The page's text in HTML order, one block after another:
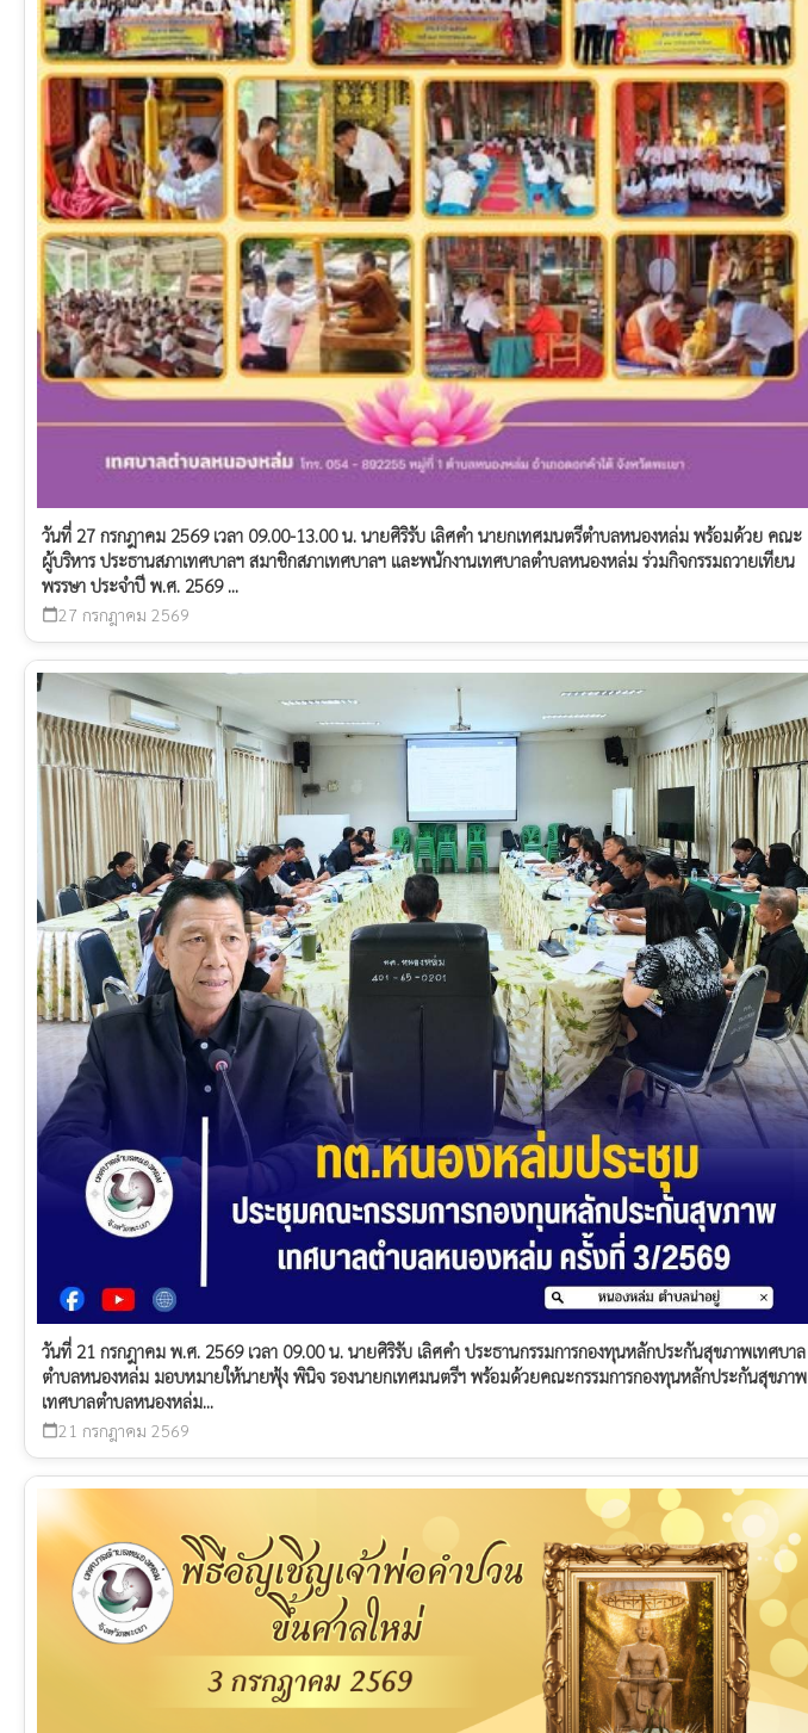
วันที่ 27 กรกฎาคม 2569 เวลา 09.00-13.00 น. นายศิริรับ เลิศคำ นายกเทศมนตรีตำบลหนองหล่ม พร้อมด้วย คณะ
ผู้บริหาร ประธานสภาเทศบาลฯ สมาชิกสภาเทศบาลฯ และพนักงานเทศบาลตำบลหนองหล่ม ร่วมกิจกรรมถวายเทียน
พรรษา ประจำปี พ.ศ. 2569 ...
calendar_today27 กรกฎาคม 2569
วันที่ 21 กรกฎาคม พ.ศ. 2569 เวลา 09.00 น. นายศิริรับ เลิศคำ ประธานกรรมการกองทุนหลักประกันสุขภาพเทศบาล
ตำบลหนองหล่ม มอบหมายให้นายฟุ้ง พินิจ รองนายกเทศมนตรีฯ พร้อมด้วยคณะกรรมการกองทุนหลักประกันสุขภาพ
เทศบาลตำบลหนองหล่ม...
calendar_today21 กรกฎาคม 2569